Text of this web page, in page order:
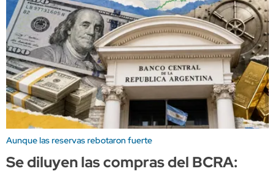
Aunque las reservas rebotaron fuerte
Se diluyen las compras del BCRA: